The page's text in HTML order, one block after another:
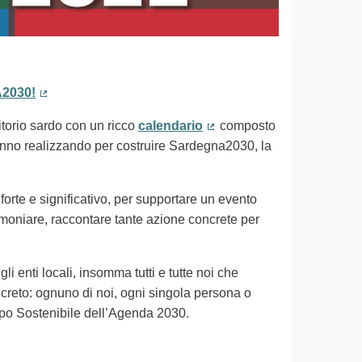
sardo con un ricco calendario
(Collegamento esterno)
composto
realizzando per costruire Sardegna2030, la
e significativo, per supportare un evento
raccontare tante azione concrete per
enti locali, insomma tutti e tutte noi che
ognuno di noi, ogni singola persona o
Sostenibile dell’Agenda 2030.